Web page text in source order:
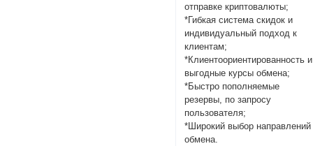
отправке криптовалюты;
*Гибкая система скидок и
индивидуальный подход к
клиентам;
*Клиентоориентированность и
выгодные курсы обмена;
*Быстро пополняемые
резервы, по запросу
пользователя;
*Широкий выбор направлений
обмена.